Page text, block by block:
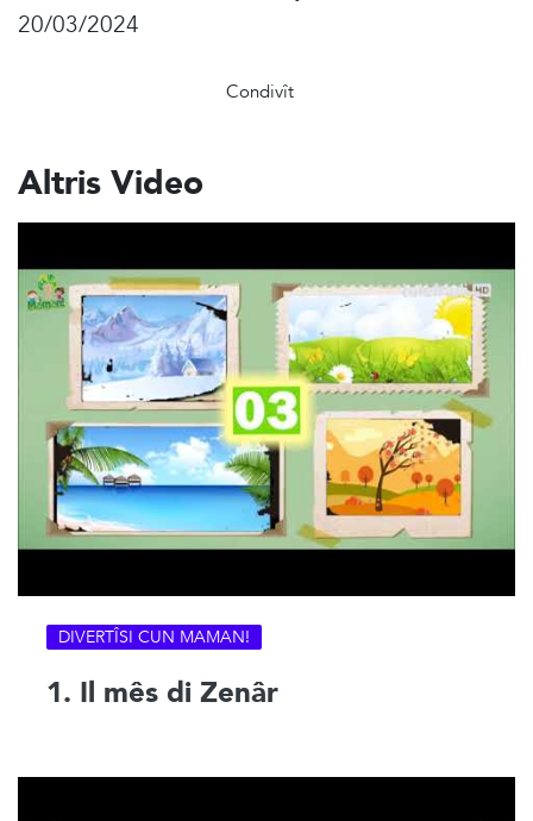
20/03/2024
Condivît
Altris Video
DIVERTÎSI CUN MAMAN!
1. Il mês di Zenâr